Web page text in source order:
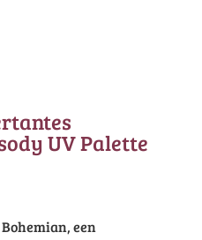
UV Palette
een